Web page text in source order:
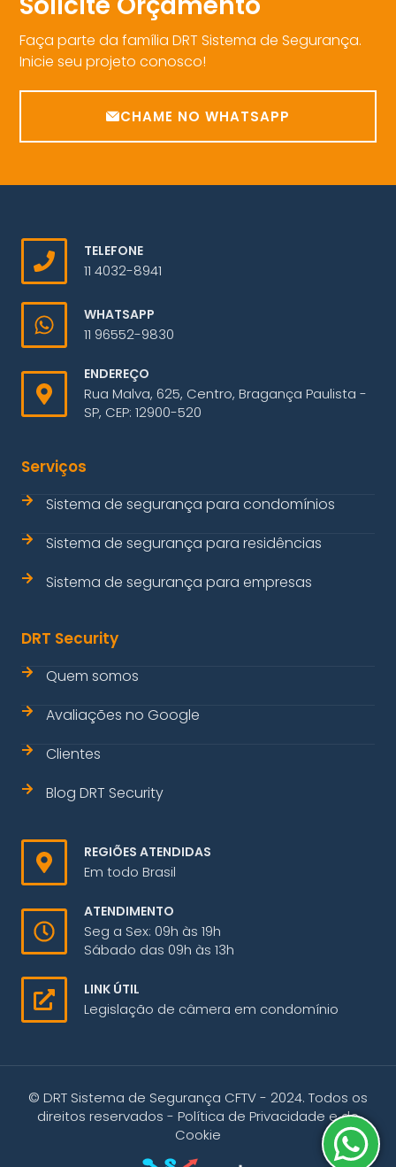
Faça parte da família DRT Sistema de Segurança.
Inicie seu projeto conosco!
CHAME NO WHATSAPP
TELEFONE
11 4032-8941
WHATSAPP
11 96552-9830
ENDEREÇO
Rua Malva, 625, Centro, Bragança Paulista -
SP, CEP: 12900-520
Serviços
Sistema de segurança para condomínios
Sistema de segurança para residências
Sistema de segurança para empresas
DRT Security
Quem somos
Avaliações no Google
Clientes
Blog DRT Security
REGIÕES ATENDIDAS
Em todo Brasil
ATENDIMENTO
Seg a Sex: 09h às 19h
Sábado das 09h às 13h
LINK ÚTIL
Legislação de câmera em condomínio
© DRT Sistema de Segurança CFTV - 2024. Todos os
direitos reservados - Política de Privacidade e de
Cookie